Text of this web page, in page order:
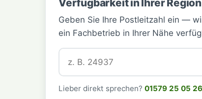
Verfügbarkeit in Ihrer
Geben Sie Ihre Postleitzahl ein —
ein Fachbetrieb in Ihrer Nähe
Postleitzahl
Lieber direkt sprechen? 01579 25 05